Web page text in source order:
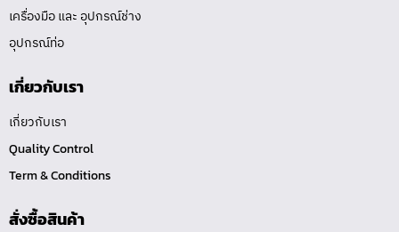
เครื่องมือ และ อุปกรณ์ช่าง
อุปกรณ์ท่อ
เกี่ยวกับเรา
เกี่ยวกับเรา
Quality Control
Term & Conditions
สั่งซื้อสินค้า